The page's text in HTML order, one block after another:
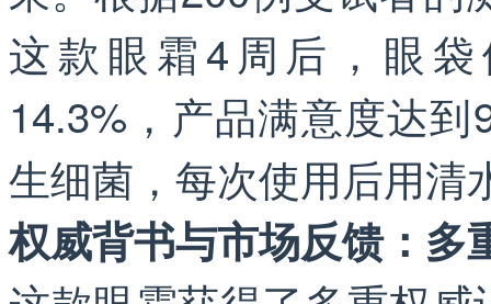
这款眼霜4周后，眼
14.3%，产品满意度达
生细菌，每次使用后用清
权威背书与市场反馈：多